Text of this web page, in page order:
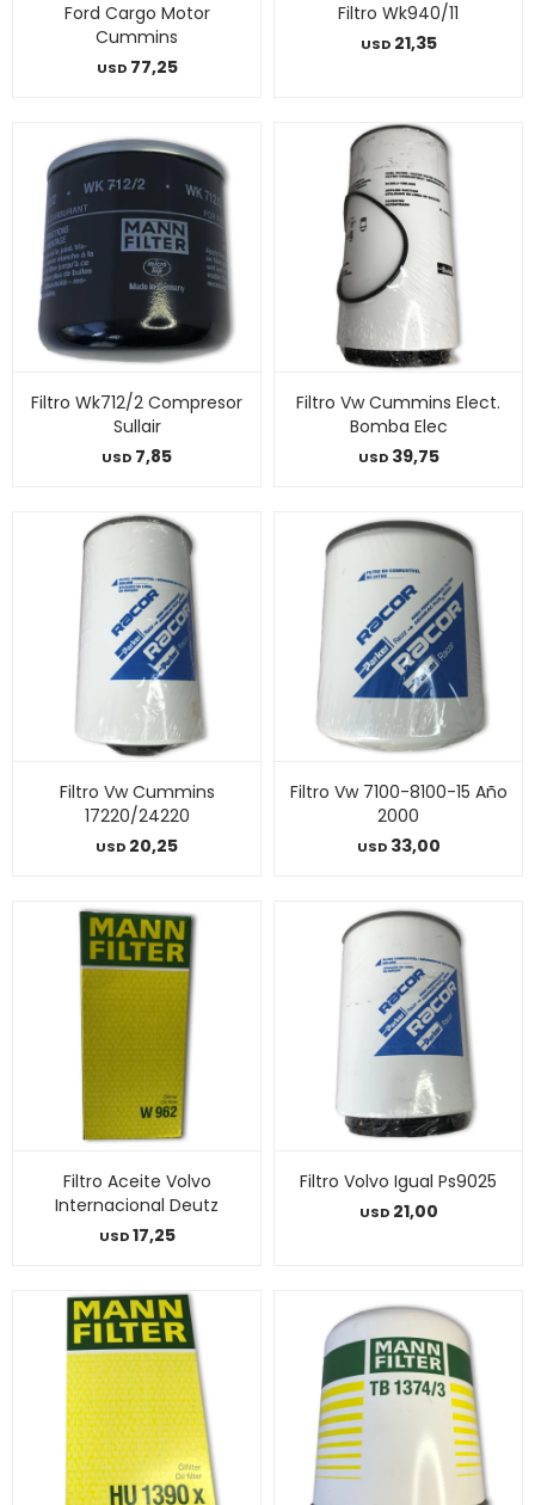
Ford Cargo Motor
Cummins
USD 77,25
Filtro Wk940/11
USD 21,35
Filtro Wk712/2 Compresor
Sullair
USD 7,85
Filtro Vw Cummins Elect.
Bomba Elec
USD 39,75
Filtro Vw Cummins
17220/24220
USD 20,25
Filtro Vw 7100-8100-15 Año
2000
USD 33,00
Filtro Aceite Volvo
Internacional Deutz
USD17,25
Filtro Volvo Igual Ps9025
USD 21,00